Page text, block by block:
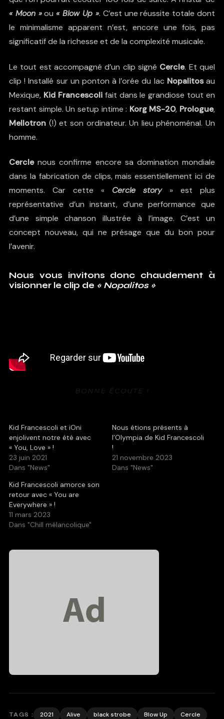
« Moon »ou «Blow Up ». C’est une réussite totale dont
le minimalisme apparent n’est, encore une fois, pas
significatif de la richesse et de la complexité musicale.
Le tout est accompagné d’un clip signé Cercle. Et quel
clip ! Installé sur un ponton à l’orée du lac Nopalitosau
Mexique, Kid Francescolifait dans le grandiose tout en
restant simple. Un setup intime : Korg MS-20, Prologue,
Mellotron(!) et son ordinateur. Un lieu phénoménal. Un
homme.
Cerclenous confirme encore sa domination mondiale
dans la fabrication de clips, mais essentiellement ici de
moments. Car cette « Cercle story» est plus
représentative d’un instant, d’une performance que
d’une simple chanson illustrée à l’image. C’est un
concept nouveau, qui ne présage que du bon pour
l’avenir.
Nous vous invitons donc chaudement à
visionner le clip de « Nopalitos »
Kid Francescoli et iOni
enjolivent notre été avec
« You, Love » !
23 juin 2021
Dans "News"
Nous étions présents à
l’Olympia de Kid Francescoli
!
21 novembre 2023
Dans "News"
Kid Francescoli amorce son
retour avec « You are
Everywhere » !
11 mars 2023
Dans "Chill mélancolique"
TAGS : 2021 Alive black strobe Blow Up
Cercle